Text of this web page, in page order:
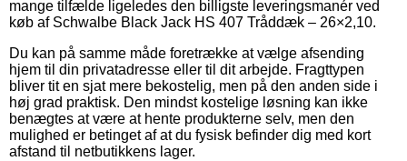
mange tilfælde ligeledes den billigste leveringsmanér ved
køb af Schwalbe Black Jack HS 407 Tråddæk – 26×2,10.
Du kan på samme måde foretrække at vælge afsending
hjem til din privatadresse eller til dit arbejde. Fragttypen
bliver tit en sjat mere bekostelig, men på den anden side i
høj grad praktisk. Den mindst kostelige løsning kan ikke
benægtes at være at hente produkterne selv, men den
mulighed er betinget af at du fysisk befinder dig med kort
afstand til netbutikkens lager.